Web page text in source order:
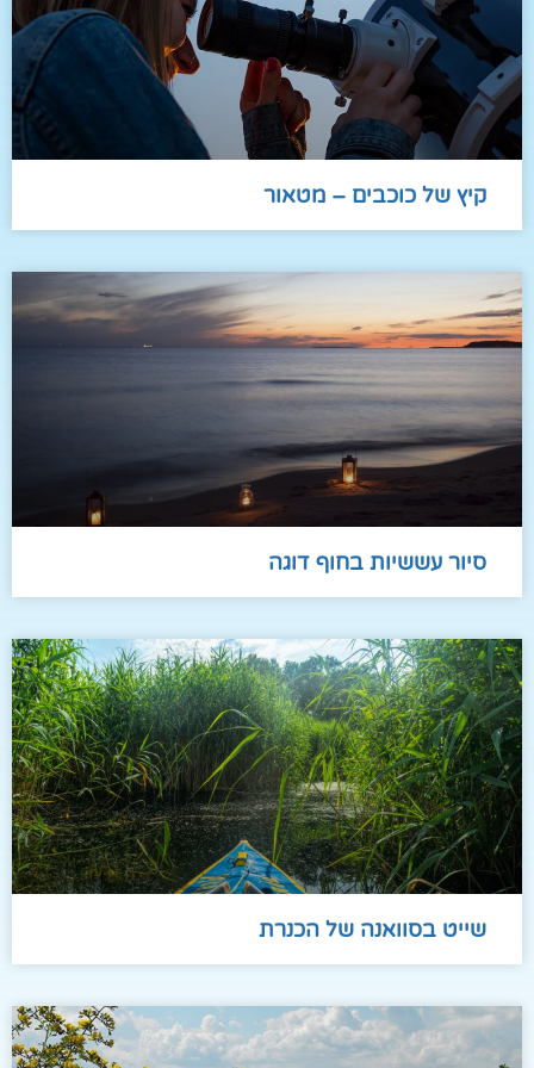
קיץ של כוכבים – מטאור
סיור עששיות בחוף דוגה
שייט בסוואנה של הכנרת